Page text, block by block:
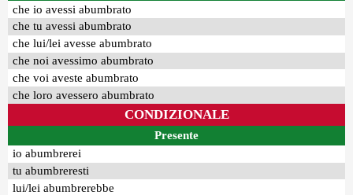
che io avessi abumbrato
che tu avessi abumbrato
che lui/lei avesse abumbrato
che noi avessimo abumbrato
che voi aveste abumbrato
che loro avessero abumbrato
CONDIZIONALE
Presente
io abumbrerei
tu abumbreresti
lui/lei abumbrerebbe